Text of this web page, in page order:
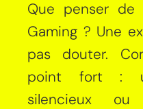
Que penser de
Gaming ? Une
pas douter.
point fort :
silencieux